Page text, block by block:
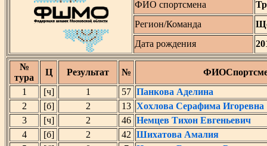
ФИО спортсмена
Регион/Команда
Дата рождения
№
тура
Ц Результат №
1
[ч] 1 57 Панкова Аделина
2
[б] 2 13 Хохлова Серафима Игоревна
3
[ч] 2 46 Немцев Тихон Евгеньевич
4
[б] 2 42 Шихатова Амалия